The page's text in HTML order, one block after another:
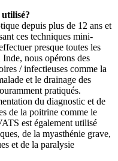
depuis plus de 12 ans et
ces techniques mini-
presque toutes les
nous opérons des
/ infectieuses comme la
et le drainage des
pratiqués.
du diagnostic et de
de la poitrine comme le
est également utilisé
de la myasthénie grave,
et de la paralysie